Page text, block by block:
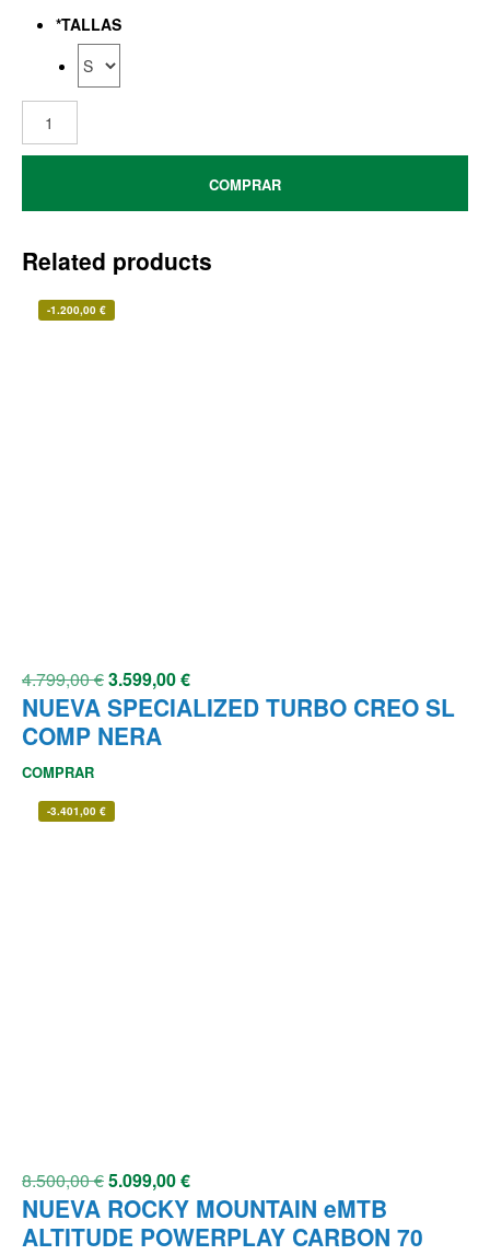
*TALLAS
COMPRAR
Related products
-1.200,00 €
4.799,00€3.599,00€
NUEVA SPECIALIZED TURBO CREO SL
COMP NERA
COMPRAR
-3.401,00 €
8.500,00€5.099,00€
NUEVA ROCKY MOUNTAIN eMTB
ALTITUDE POWERPLAY CARBON 70